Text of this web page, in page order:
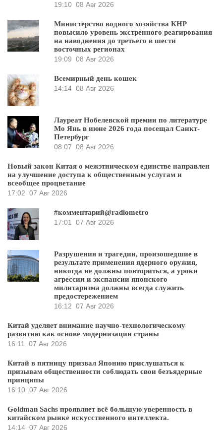
19:10 08 Авг 2026
Министерство водного хозяйства КНР
повысило уровень экстренного реагирования
на наводнения до третьего в шести
восточных регионах
19:09 08 Авг 2026
Всемирный день кошек
14:14 08 Авг 2026
Лауреат Нобелевской премии по литературе
Мо Янь в июне 2026 года посещал Санкт-
Петербург
08:07 08 Авг 2026
Новый закон Китая о межэтническом единстве направлен
на улучшение доступа к общественным услугам и
всеобщее процветание
17:02 07 Авг 2026
#комментарий@radiometro
17:01 07 Авг 2026
Разрушения и трагедии, произошедшие в
результате применения ядерного оружия,
никогда не должны повториться, а уроки
агрессии и экспансии японского
милитаризма должны всегда служить
предостережением
16:12 07 Авг 2026
Китай уделяет внимание научно-технологическому
развитию как основе модернизации страны
16:11 07 Авг 2026
Китай в пятницу призвал Японию прислушаться к
призывам общественности соблюдать свои безъядерные
принципы
16:10 07 Авг 2026
Goldman Sachs проявляет всё большую уверенность в
китайском рынке искусственного интеллекта.
14:14 07 Авг 2026